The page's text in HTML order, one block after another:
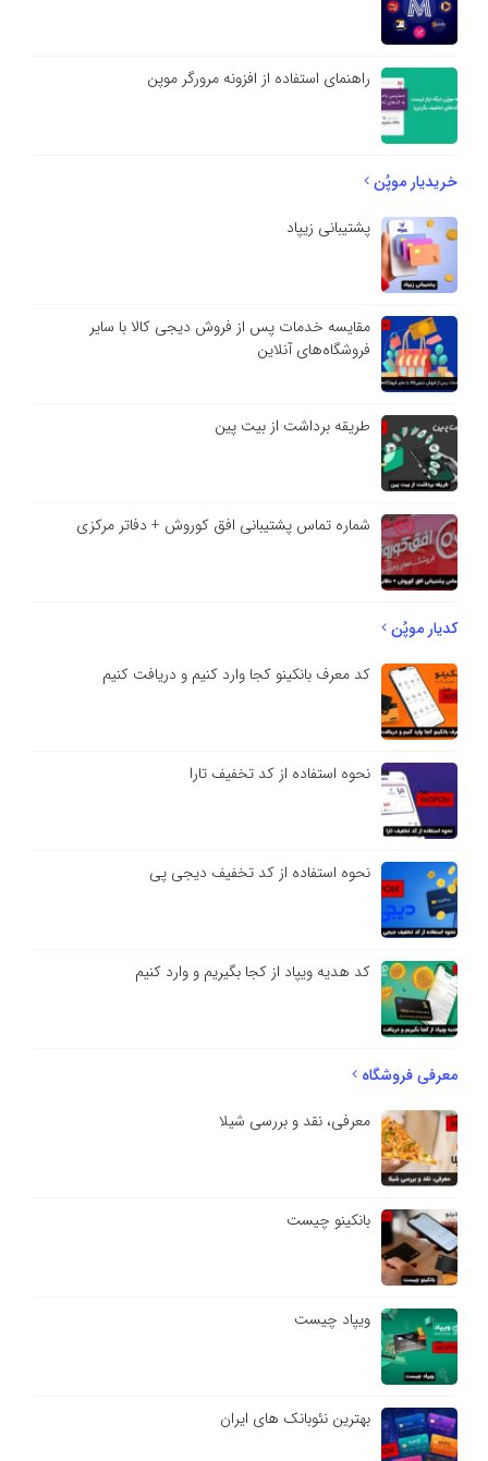
راهنمای استفاده از افزونه مرورگر موپن
خریدیار موپُن
پشتیبانی زیپاد
مقایسه خدمات پس از فروش دیجی کالا با سایر
فروشگاه‌های آنلاین
طریقه برداشت از بیت پین
شماره تماس پشتیبانی افق کوروش + دفاتر مرکزی
کدیار موپُن
کد معرف بانکینو کجا وارد کنیم و دریافت کنیم
نحوه استفاده از کد تخفیف تارا
نحوه استفاده از کد تخفیف دیجی پی
کد هدیه ویپاد از کجا بگیریم و وارد کنیم
معرفی فروشگاه
معرفی، نقد و بررسی شیلا
بانکینو چیست
ویپاد چیست
بهترین نئوبانک های ایران